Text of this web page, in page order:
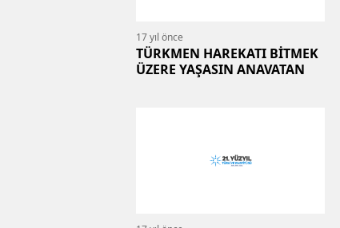
17 yıl önce
TÜRKMEN HAREKATI BİTMEK
ÜZERE YAŞASIN ANAVATAN